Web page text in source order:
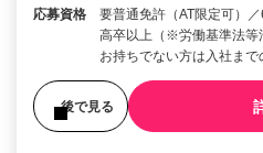
応募資格
要普通免許（AT限定可）
高卒以上（※労働基準法
お持ちでない方は入社まで
後で見る